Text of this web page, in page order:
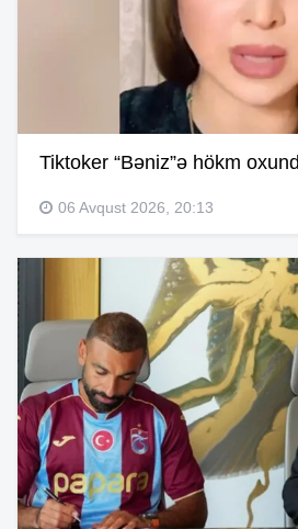
Tiktoker “Bəniz”ə hökm
06 Avqust 2026, 20:13